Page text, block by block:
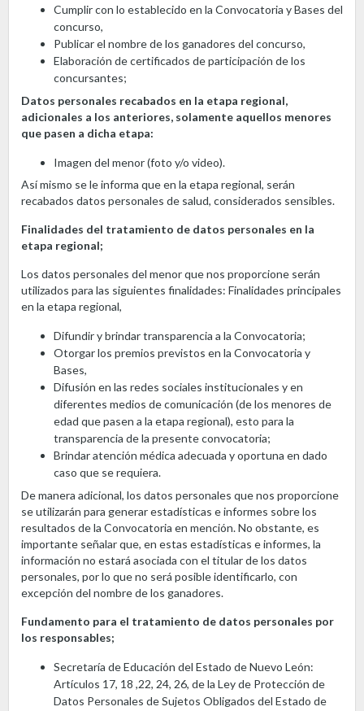
Cumplir con lo establecido en la Convocatoria y Bases del
concurso,
Publicar el nombre de los ganadores del concurso,
Elaboración de certificados de participación de los
concursantes;
Datos personales recabados en la etapa regional,
adicionales a los anteriores, solamente aquellos menores
que pasen a dicha etapa:
Imagen del menor (foto y/o video).
Así mismo se le informa que en la etapa regional, serán
recabados datos personales de salud, considerados sensibles.
Finalidades del tratamiento de datos personales en la
etapa regional;
Los datos personales del menor que nos proporcione serán
utilizados para las siguientes finalidades: Finalidades principales
en la etapa regional,
Difundir y brindar transparencia a la Convocatoria;
Otorgar los premios previstos en la Convocatoria y
Bases,
Difusión en las redes sociales institucionales y en
diferentes medios de comunicación (de los menores de
edad que pasen a la etapa regional), esto para la
transparencia de la presente convocatoria;
Brindar atención médica adecuada y oportuna en dado
caso que se requiera.
De manera adicional, los datos personales que nos proporcione
se utilizarán para generar estadísticas e informes sobre los
resultados de la Convocatoria en mención. No obstante, es
importante señalar que, en estas estadísticas e informes, la
información no estará asociada con el titular de los datos
personales, por lo que no será posible identificarlo, con
excepción del nombre de los ganadores.
Fundamento para el tratamiento de datos personales por
los responsables;
Secretaría de Educación del Estado de Nuevo León:
Artículos 17, 18 ,22, 24, 26, de la Ley de Protección de
Datos Personales de Sujetos Obligados del Estado de